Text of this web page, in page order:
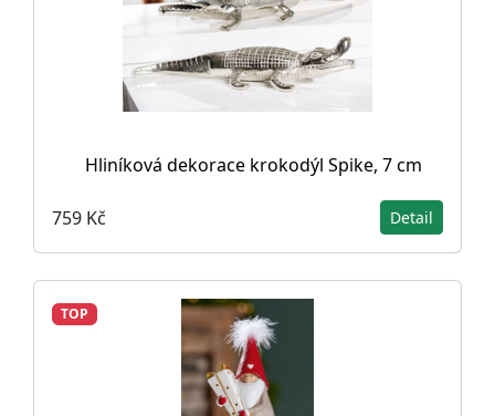
Hliníková dekorace krokodýl Spike, 7 cm
759 Kč Detail
TOP